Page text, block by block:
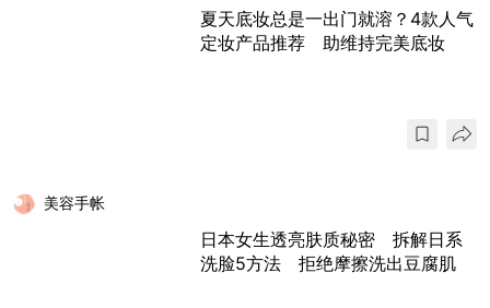
夏天底妆总是一出门就溶？4款人气
定妆产品推荐 助维持完美底妆
美容手帐
日本女生透亮肤质秘密 拆解日系
洗脸5方法 拒绝摩擦洗出豆腐肌